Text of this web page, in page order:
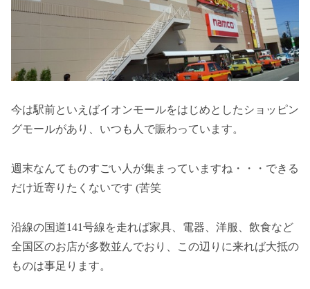
今は駅前といえばイオンモールをはじめとしたショッピン
グモールがあり、いつも人で賑わっています。
週末なんてものすごい人が集まっていますね・・・できる
だけ近寄りたくないです (苦笑
沿線の国道141号線を走れば家具、電器、洋服、飲食など
全国区のお店が多数並んでおり、この辺りに来れば大抵の
ものは事足ります。